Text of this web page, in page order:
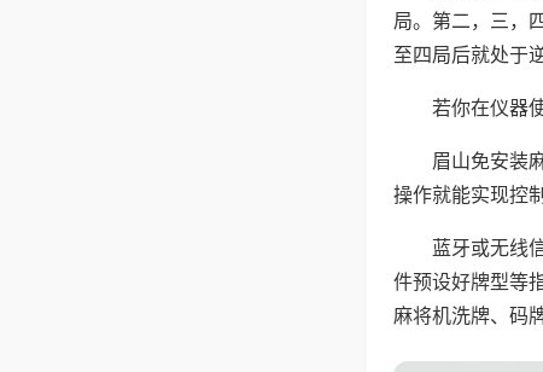
局。第二，三，
至四局后就处于
若你在仪器
眉山免安装
操作就能实现控
蓝牙或无线
件预设好牌型等
麻将机洗牌、码